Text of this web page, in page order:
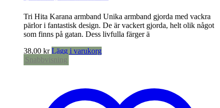
Tri Hita Karana armband Unika armband gjorda med vackra
pärlor i fantastisk design. De är vackert gjorda, helt olik något
som finns på gatan. Dess livfulla färger ä
38,00 kr Lägg i varukorg
Snabbvisning